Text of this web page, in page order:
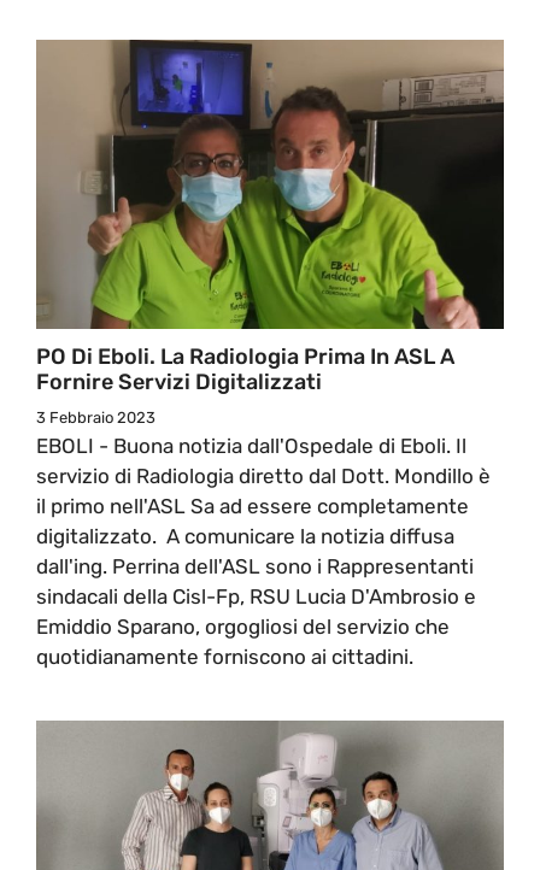
PO Di Eboli. La Radiologia Prima In ASL A
Fornire Servizi Digitalizzati
3 Febbraio 2023
EBOLI - Buona notizia dall'Ospedale di Eboli. Il
servizio di Radiologia diretto dal Dott. Mondillo è
il primo nell'ASL Sa ad essere completamente
digitalizzato. A comunicare la notizia diffusa
dall'ing. Perrina dell'ASL sono i Rappresentanti
sindacali della Cisl-Fp, RSU Lucia D'Ambrosio e
Emiddio Sparano, orgogliosi del servizio che
quotidianamente forniscono ai cittadini.